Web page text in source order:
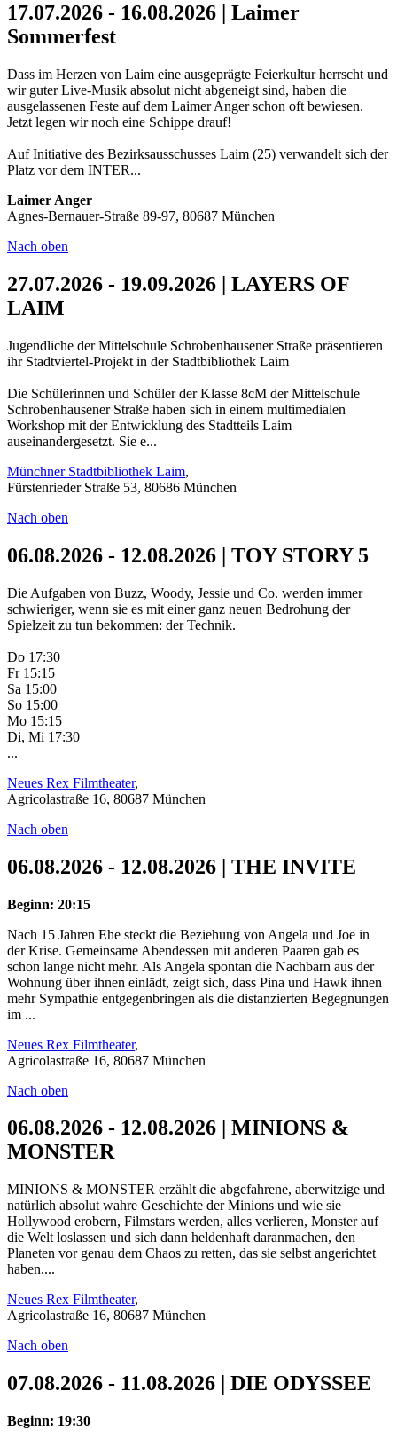
17.07.2026 - 16.08.2026 | Laimer
Sommerfest
Dass im Herzen von Laim eine ausgeprägte Feierkultur herrscht und
wir guter Live-Musik absolut nicht abgeneigt sind, haben die
ausgelassenen Feste auf dem Laimer Anger schon oft bewiesen.
Jetzt legen wir noch eine Schippe drauf!
Auf Initiative des Bezirksausschusses Laim (25) verwandelt sich der
Platz vor dem INTER...
Laimer Anger
Agnes-Bernauer-Straße 89-97, 80687 München
Nach oben
27.07.2026 - 19.09.2026 | LAYERS OF
LAIM
Jugendliche der Mittelschule Schrobenhausener Straße präsentieren
ihr Stadtviertel-Projekt in der Stadtbibliothek Laim
Die Schülerinnen und Schüler der Klasse 8cM der Mittelschule
Schrobenhausener Straße haben sich in einem multimedialen
Workshop mit der Entwicklung des Stadtteils Laim
auseinandergesetzt. Sie e...
Münchner Stadtbibliothek Laim,
Fürstenrieder Straße 53, 80686 München
Nach oben
06.08.2026 - 12.08.2026 | TOY STORY 5
Die Aufgaben von Buzz, Woody, Jessie und Co. werden immer
schwieriger, wenn sie es mit einer ganz neuen Bedrohung der
Spielzeit zu tun bekommen: der Technik.
Do 17:30
Fr 15:15
Sa 15:00
So 15:00
Mo 15:15
Di, Mi 17:30
...
Neues Rex Filmtheater,
Agricolastraße 16, 80687 München
Nach oben
06.08.2026 - 12.08.2026 | THE INVITE
Beginn: 20:15
Nach 15 Jahren Ehe steckt die Beziehung von Angela und Joe in
der Krise. Gemeinsame Abendessen mit anderen Paaren gab es
schon lange nicht mehr. Als Angela spontan die Nachbarn aus der
Wohnung über ihnen einlädt, zeigt sich, dass Pina und Hawk ihnen
mehr Sympathie entgegenbringen als die distanzierten Begegnungen
im ...
Neues Rex Filmtheater,
Agricolastraße 16, 80687 München
Nach oben
06.08.2026 - 12.08.2026 | MINIONS &
MONSTER
MINIONS & MONSTER erzählt die abgefahrene, aberwitzige und
natürlich absolut wahre Geschichte der Minions und wie sie
Hollywood erobern, Filmstars werden, alles verlieren, Monster auf
die Welt loslassen und sich dann heldenhaft daranmachen, den
Planeten vor genau dem Chaos zu retten, das sie selbst angerichtet
haben....
Neues Rex Filmtheater,
Agricolastraße 16, 80687 München
Nach oben
07.08.2026 - 11.08.2026 | DIE ODYSSEE
Beginn: 19:30